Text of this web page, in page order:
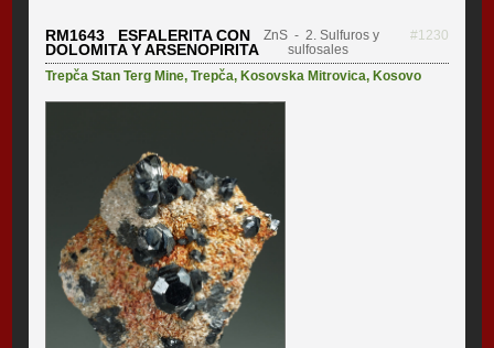
RM1643 ESFALERITA CON
DOLOMITA Y ARSENOPIRITA
ZnS- 2. Sulfuros y
sulfosales
#1230
Trepča Stan Terg Mine,Trepča, Kosovska Mitrovica, Kosovo